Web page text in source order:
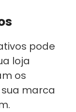
pode
loja
os
marca